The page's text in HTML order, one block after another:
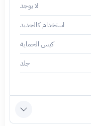
لا يوجد
استخدام كالجديد
كيس الحماية
جلد